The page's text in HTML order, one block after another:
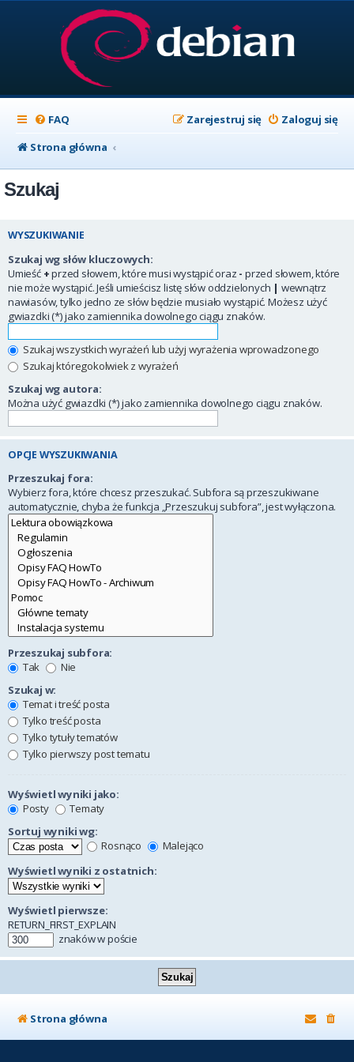
FAQ Zaloguj się
Zarejestruj się
Strona główna
Szukaj
WYSZUKIWANIE
Szukaj wg słów kluczowych:
Umieść +przed słowem, które musi wystąpić oraz - przed słowem, które
nie może wystąpić. Jeśli umieścisz listę słów oddzielonych | wewnątrz
nawiasów, tylko jedno ze słów będzie musiało wystąpić. Możesz użyć
gwiazdki (*) jako zamiennika dowolnego ciągu znaków.
Szukaj wszystkich wyrażeń lub użyj wyrażenia wprowadzonego
Szukaj któregokolwiek z wyrażeń
Szukaj wg autora:
Można użyć gwiazdki (*) jako zamiennika dowolnego ciągu znaków.
OPCJE WYSZUKIWANIA
Przeszukaj fora:
Wybierz fora, które chcesz przeszukać. Subfora są przeszukiwane
automatycznie, chyba że funkcja „Przeszukuj subfora”, jest wyłączona.
Przeszukaj subfora:
Tak
Nie
Szukaj w:
Temat i treść posta
Tylko treść posta
Tylko tytuły tematów
Tylko pierwszy post tematu
Wyświetl wyniki jako:
Posty
Tematy
Sortuj wyniki wg:
Rosnąco
Malejąco
Wyświetl wyniki z ostatnich:
Wyświetl pierwsze:
RETURN_FIRST_EXPLAIN
znaków w poście
Strona główna